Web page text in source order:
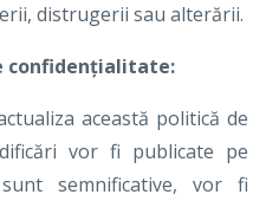
distrugerii sau alterării.
confidențialitate:
această politică de
vor fi publicate pe
semnificative, vor fi